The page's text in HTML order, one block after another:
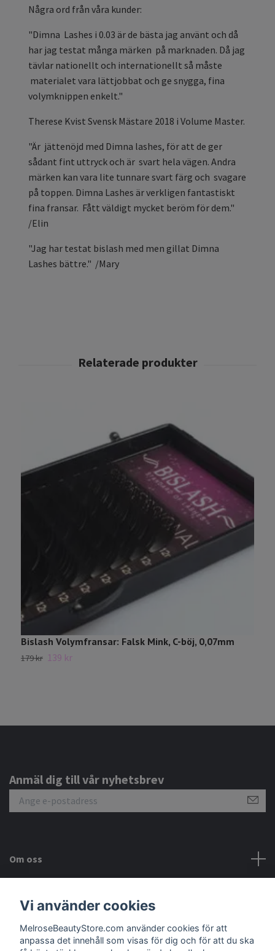
Några ord från våra kunder:
"Dimna Lashes i 0.03 är de bästa jag använt och då
har jag testat många märken på marknaden. Då jag
tävlar nationellt och internationellt så måste
materialet vara lättjobbat och ge snygga, fina
volymknippen enkelt."
Therese Kvist Svensk Mästare 2018 i Volume Master.
"Är jättenöjd med Dimna lashes, för att de ger
sådant fint uttryck och är svart hela vägen. Andra
märken kan vara lite tunnare svart färg och svagare
på toppen. Dimna Lashes är verkligen fantastiskt
fina fransar. Fått väldigt mycket beröm för dem."
/Elin
"Jag har testat bislash med men gillat Dimna
Lashes bättre." /Mary
Bislash Volymfransar: Falsk Mink, C-böj, 0,07mm
179 kr 139 kr
Anmäl dig till vår nyhetsbrev
Om oss
Meny
Vi använder cookies
MelroseBeautyStore.com använder cookies för att
anpassa det innehåll som visas för dig och för att du ska